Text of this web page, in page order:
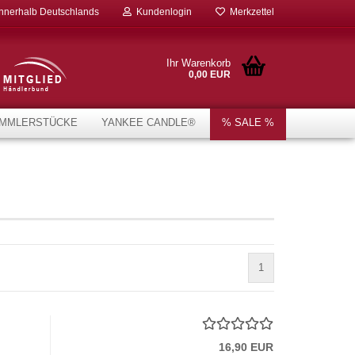
Deutschlands Kundenlogin Merkzettel
Ihr Warenkorb
0,00 EUR
YANKEE CANDLE® % SALE %
1
16,90 EUR